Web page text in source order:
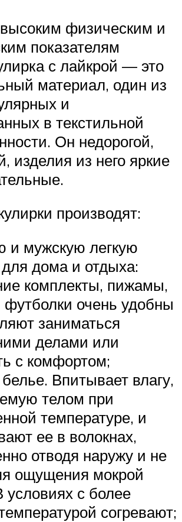
физическим и
показателям
с лайкрой — это
материал, один из
и
в текстильной
Он недорогой,
изделия из него яркие
производят:
и мужскую легкую
дома и отдыха:
комплекты, пижамы,
футболки очень удобны
заниматься
делами или
с комфортом;
Впитывает влагу,
телом при
температуре, и
ее в волокнах,
отводя наружу и не
ощущения мокрой
условиях с более
согревают;